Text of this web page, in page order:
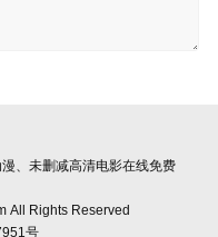
、未删减高清电影在线免费
All Rights Reserved
号